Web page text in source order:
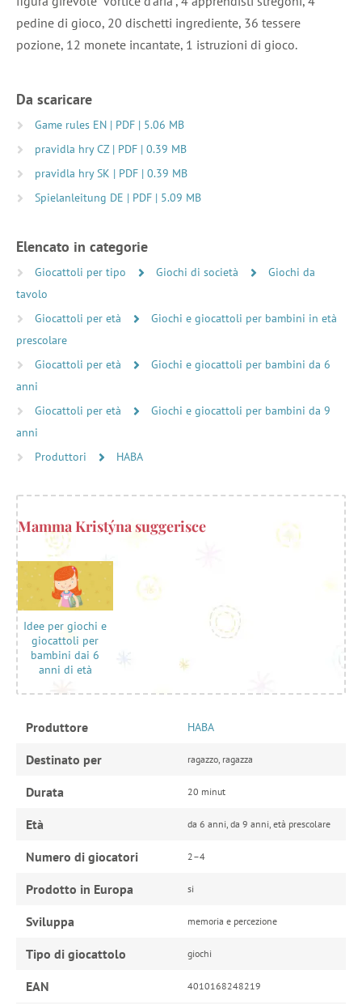
pedine di gioco, 20 dischetti ingrediente, 36 tessere
pozione, 12 monete incantate, 1 istruzioni di gioco.
Da scaricare
Game rules EN | PDF | 5.06 MB
pravidla hry CZ | PDF | 0.39 MB
pravidla hry SK | PDF | 0.39 MB
Spielanleitung DE | PDF | 5.09 MB
Elencato in categorie
Giocattoli per tipo Giochi di società
Giochi da
tavolo
Giocattoli per età
Giochi e giocattoli per bambini in età
prescolare
Giocattoli per età
Giochi e giocattoli per bambini da 6
anni
Giocattoli per età
Giochi e giocattoli per bambini da 9
anni
Produttori
HABA
Mamma Kristýna suggerisce
Idee per giochi e
giocattoli per
bambini dai 6
anni di età
Produttore HABA
Destinato per ragazzo, ragazza
Durata 20 minut
Età da 6 anni, da 9 anni, età prescolare
Numero di giocatori 2–4
Prodotto in Europa si
Sviluppa memoria e percezione
Tipo di giocattolo giochi
EAN 4010168248219